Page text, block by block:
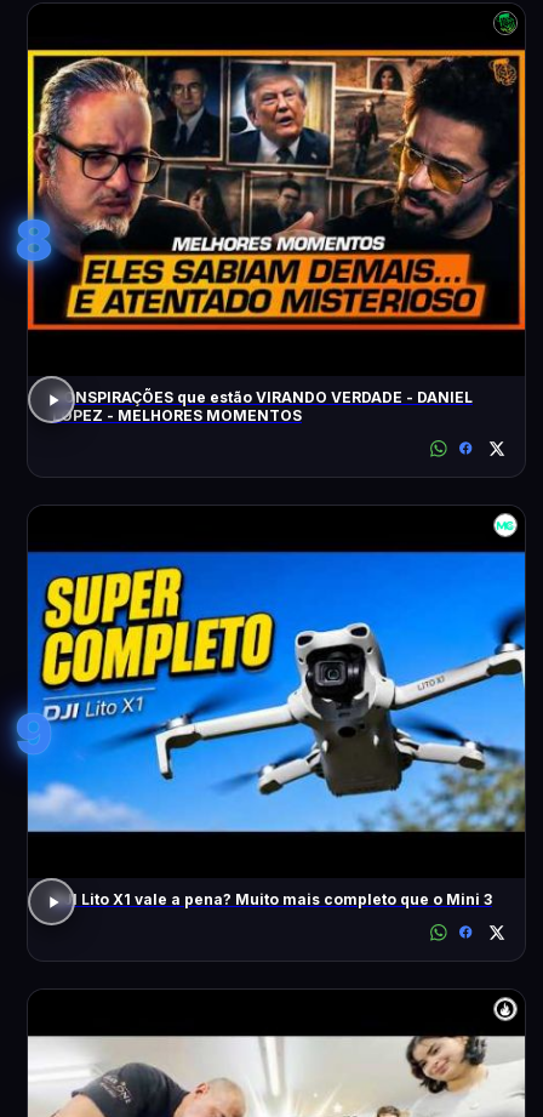
8
CONSPIRAÇÕES que estão VIRANDO VERDADE - DANIEL
LOPEZ - MELHORES MOMENTOS
9
DJI Lito X1 vale a pena? Muito mais completo que o Mini 3